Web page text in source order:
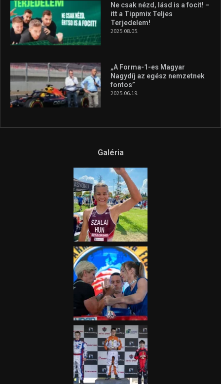
Ne csak nézd, lásd is a focit! –
itt a Tippmix Teljes
Terjedelem!
2025.08.05.
„A Forma-1-es Magyar
Nagydíj az egész nemzetnek
fontos”
2025.06.19.
Galéria